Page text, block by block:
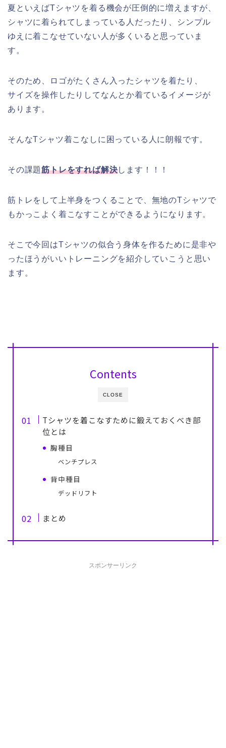
夏といえばTシャツを着る機会が圧倒的に増えますが、
シャツに着られてしまっている人だったり、シンプル
ゆえに着こなせていない人が多くいると思っていま
す。
そのため、ロゴがたくさん入ったシャツを着たり、
サイズを操作したりしてなんとか着ているイメージが
あります。
そんなTシャツ着こなしに困っている人に朗報です。
その課題筋トレをすれば解決します！！！
筋トレをして上半身をつくることで、無地のTシャツで
もかっこよく着こなすことができるようになります。
そこで今回はTシャツの似合う身体を作るために是非や
ったほうがいいトレーニングを紹介していこうと思い
ます。
CLOSE
Contents
Tシャツを着こなすために鍛えておくべき部
位とは
胸種目
ベンチプレス
背中種目
デッドリフト
まとめ
スポンサーリンク